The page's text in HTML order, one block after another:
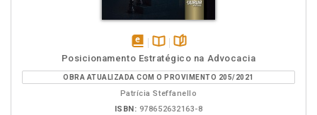
disponível
em
eBook
Disponível
na
B.V.
páginas
Posicionamento Estratégico na Advocacia
OBRA ATUALIZADA COM O PROVIMENTO 205/2021
Patrícia Steffanello
ISBN: 978652632163-8